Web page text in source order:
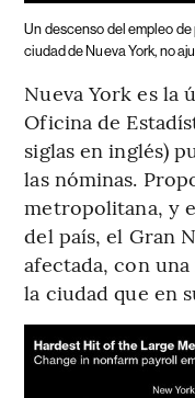
Un descenso del empleo
ciudad de Nueva York, no
Nueva York es la
Oficina de
siglas en inglés)
las nóminas.
metropolitana, y
del país, el Gran
afectada, con
la ciudad que en